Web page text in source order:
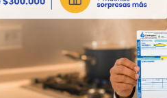
23 Julio 2026